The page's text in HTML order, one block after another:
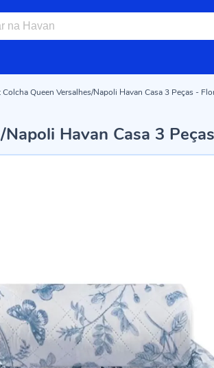
Colcha Queen Versalhes/Napoli Havan Casa 3 Peças -
Havan Casa 3